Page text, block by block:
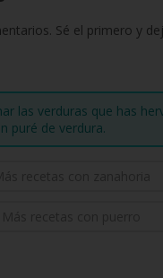
Sé el primero y
las verduras que has
puré de verdura.